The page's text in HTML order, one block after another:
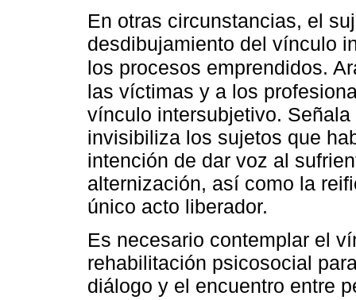
En otras circunstancias, el
desdibujamiento del vínculo
los procesos emprendidos.
las víctimas y a los
vínculo intersubjetivo.
invisibiliza los sujetos que
intención de dar voz al
alternización, así como la
único acto liberador.
Es necesario contemplar el
rehabilitación psicosocial
diálogo y el encuentro entre